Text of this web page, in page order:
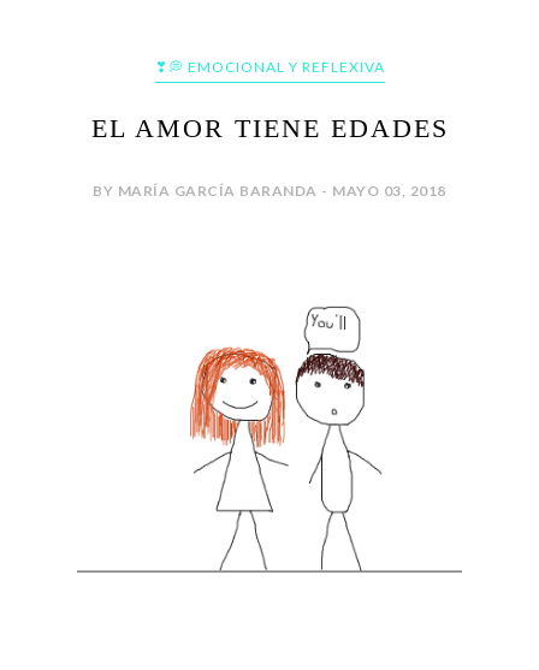
❣💭 EMOCIONAL Y REFLEXIVA
EL AMOR TIENE EDADES
BY MARÍA GARCÍA BARANDA - MAYO 03, 2018